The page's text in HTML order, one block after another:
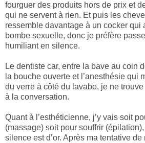
fourguer des produits hors de prix et
qui ne servent à rien. Et puis les
ressemble davantage à un cocker qui
bombe sexuelle, donc je préfère
humiliant en silence.
Le dentiste car, entre la bave au coin
la bouche ouverte et l’anesthésie qui
du verre à côté du lavabo, je ne
à la conversation.
Quant à l’esthéticienne, j’y vais soit
(massage) soit pour souffrir
silence est d’or. Après ma tentative